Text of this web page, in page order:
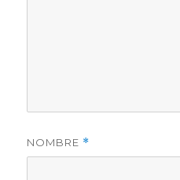
NOMBRE *